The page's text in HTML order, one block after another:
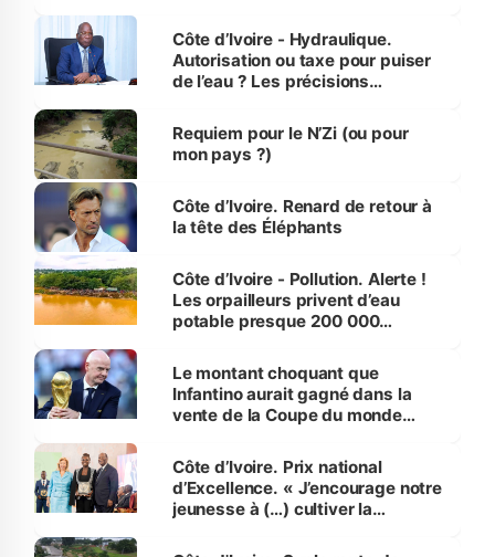
Côte d’Ivoire - Hydraulique.
Autorisation ou taxe pour puiser
de l’eau ? Les précisions
Requiem pour le N’Zi (ou pour
mon pays ?)
Côte d’Ivoire. Renard de retour à
la tête des Éléphants
Côte d’Ivoire - Pollution. Alerte !
Les orpailleurs privent d’eau
potable presque 200 000
Le montant choquant que
Infantino aurait gagné dans la
vente de la Coupe du monde
Côte d’Ivoire. Prix national
d’Excellence. « J’encourage notre
jeunesse à (…) cultiver la
(Alassane Ouattara